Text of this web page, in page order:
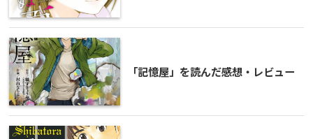
「記憶屋」を読んだ感想・レビュー